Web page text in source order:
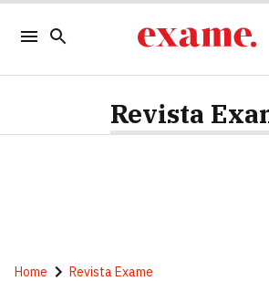
Revista
Home Revista Exame